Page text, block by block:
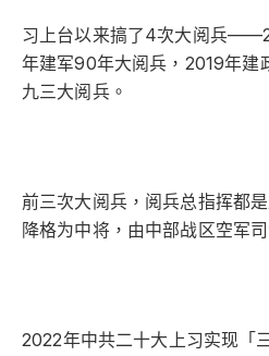
习上台以来搞了4次大阅兵
年建军90年大阅兵，2019年建
九三大阅兵。
前三次大阅兵，阅兵总指挥都
降格为中将，由中部战区空军
2022年中共二十大上习实现「